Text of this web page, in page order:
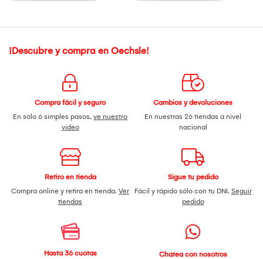
¡Descubre y compra en Oechsle!
Compra fácil y seguro
En solo 6 simples pasos, ve nuestro
video
Cambios y devoluciones
En nuestras 26 tiendas a nivel
nacional
Retiro en tienda
Compra online y retira en tienda. Ver
tiendas
Sigue tu pedido
Fácil y rápido sólo con tu DNI. Seguir
pedido
Hasta 36 cuotas
Chatea con nosotros